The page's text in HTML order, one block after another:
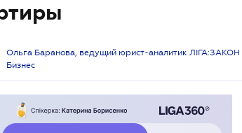
Ольга Баранова, ведущий юрист-аналитик ЛІГА:ЗАКОН
Бизнес